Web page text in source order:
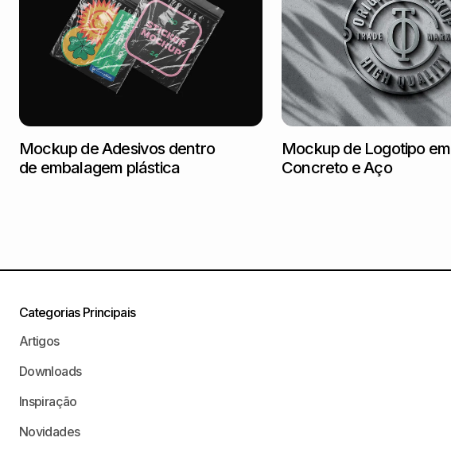
Mockup de Adesivos dentro
de embalagem plástica
Mockup de Logotipo em
Concreto e Aço
Categorias Principais
Artigos
Downloads
Inspiração
Novidades